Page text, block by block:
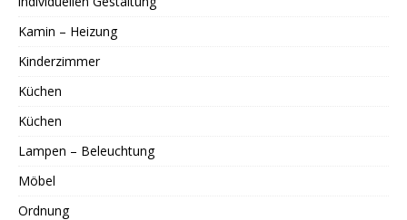
Kamin – Heizung
Kinderzimmer
Küchen
Küchen
Lampen – Beleuchtung
Möbel
Ordnung